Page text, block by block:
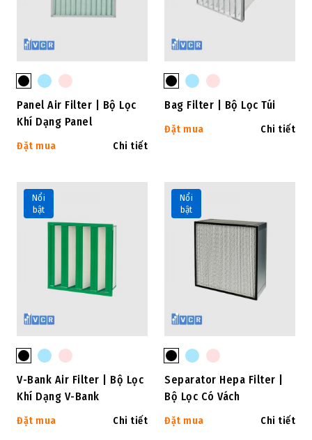
Panel Air Filter | Bộ Lọc
Khí Dạng Panel
Đặt mua Chi tiết
Bag Filter | Bộ Lọc Túi
Đặt mua Chi tiết
Nổi
bật
V-Bank Air Filter | Bộ Lọc
Khí Dạng V-Bank
Đặt mua Chi tiết
Nổi
bật
Separator Hepa Filter |
Bộ Lọc Có Vách
Đặt mua Chi tiết